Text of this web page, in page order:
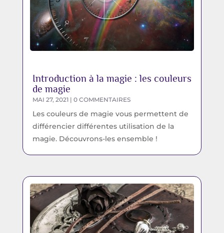
Introduction à la magie : les couleurs
de magie
MAI 27, 2021| 0 COMMENTAIRES
Les couleurs de magie vous permettent de
différencier différentes utilisation de la
magie. Découvrons-les ensemble !